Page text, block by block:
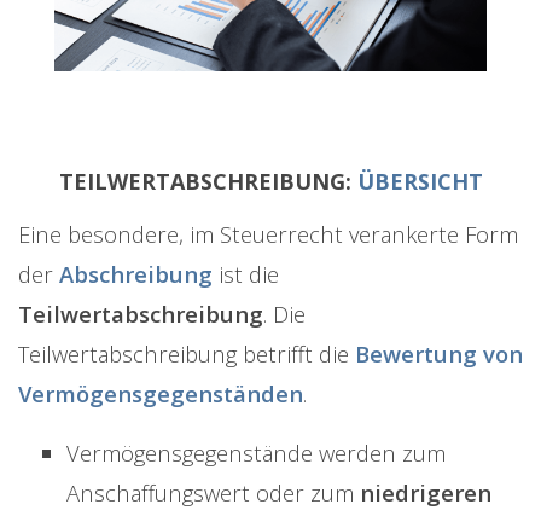
TEILWERTABSCHREIBUNG: ÜBERSICHT
Eine besondere, im Steuerrecht verankerte Form
der Abschreibung ist die
Teilwertabschreibung. Die
Teilwertabschreibung betrifft die Bewertung von
Vermögensgegenständen.
Vermögensgegenstände werden zum
Anschaffungswert oder zum niedrigeren